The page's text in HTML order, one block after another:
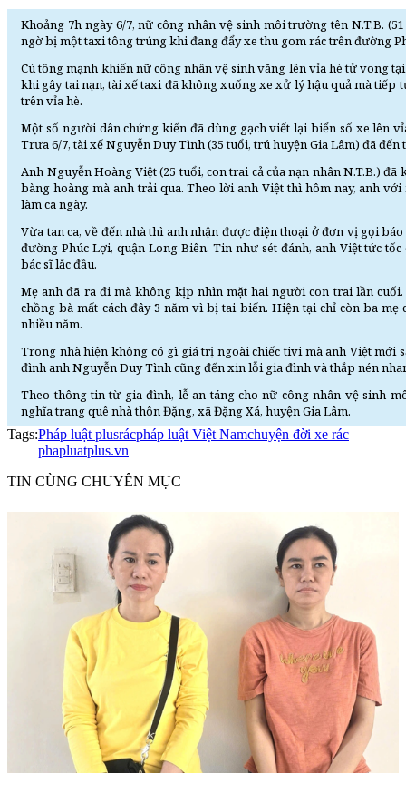
Khoảng 7h ngày 6/7, nữ công nhân vệ sinh môi trường tên N.T.B.
ngờ bị một taxi tông trúng khi đang đẩy xe thu gom rác trên đường
Cú tông mạnh khiến nữ công nhân vệ sinh văng lên vỉa hè tử vong
khi gây tai nạn, tài xế taxi đã không xuống xe xử lý hậu quả mà tiếp
trên vỉa hè.
Một số người dân chứng kiến đã dùng gạch viết lại biển số xe lên
Trưa 6/7, tài xế Nguyễn Duy Tình (35 tuổi, trú huyện Gia Lâm) đã
Anh Nguyễn Hoàng Việt (25 tuổi, con trai cả của nạn nhân N.T.B.)
bàng hoàng mà anh trải qua. Theo lời anh Việt thì hôm nay, anh
làm ca ngày.
Vừa tan ca, về đến nhà thì anh nhận được điện thoại ở đơn vị gọi
đường Phúc Lợi, quận Long Biên. Tin như sét đánh, anh Việt tức
bác sĩ lắc đầu.
Mẹ anh đã ra đi mà không kịp nhìn mặt hai người con trai lần
chồng bà mất cách đây 3 năm vì bị tai biến. Hiện tại chỉ còn ba
nhiều năm.
Trong nhà hiện không có gì giá trị ngoài chiếc tivi mà anh Việt mới
đình anh Nguyễn Duy Tình cũng đến xin lỗi gia đình và thắp nén
Theo thông tin từ gia đình, lễ an táng cho nữ công nhân vệ sinh
nghĩa trang quê nhà thôn Đặng, xã Đặng Xá, huyện Gia Lâm.
Tags:Pháp luật plusrácpháp luật Việt Namchuyện đời xe rác
phapluatplus.vn
TIN CÙNG CHUYÊN MỤC